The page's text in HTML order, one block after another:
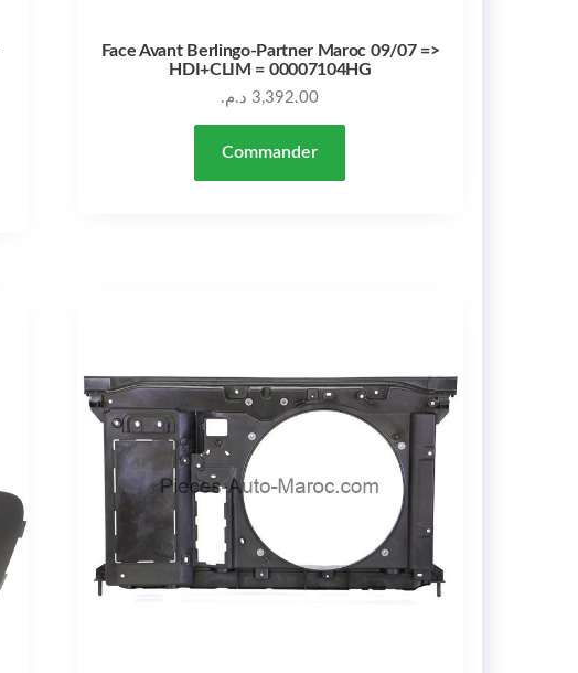
Face Avant Berlingo-Partner Maroc 09/07 =>
HDI+CLIM = 00007104HG
3,392.00 د.م.
Commander